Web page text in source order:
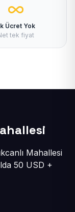
Ücret Yok
tek fiyat
Mahallesi
50 USD +